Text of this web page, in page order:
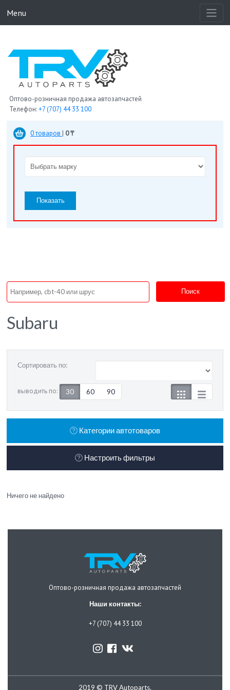
Menu
Оптово-розничная продажа автозапчастей
Телефон:+7 (707) 44 33 100
0 товаров | 0 ₸
Показать
Поиск
Subaru
Сортировать по:
выводить по: 30 60 90
Категории автотоваров
Настроить фильтры
Ничего не найдено
Оптово-розничная продажа автозапчастей
Наши контакты:
+7 (707) 44 33 100
2019 © TRV Autoparts.